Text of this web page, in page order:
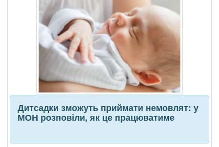
Дитсадки зможуть приймати немовлят: у
МОН розповіли, як це працюватиме